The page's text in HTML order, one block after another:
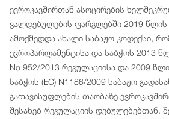
ევროკავშირთან ასოცირების
ვალდებულების ფარგლებში 2019 წლის
ამოქმედდა ახალი საბაჟო კოდექსი,
ევროპარლამენტისა და საბჭოს 2013
No 952/2013 რეგულაციისა და 2009
საბჭოს (EC) N1186/2009 საბაჟო
გათავისუფლების თაობაზე
შესახებ რეგულაციის დებულებებთან.